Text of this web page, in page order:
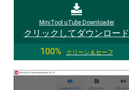
MiniTool uTube Downloader
クリックしてダウンロード
100%
クリーン＆セーフ